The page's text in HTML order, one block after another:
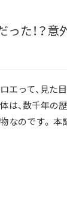
った！？
エって、見た
は、数千年の
なのです。 本